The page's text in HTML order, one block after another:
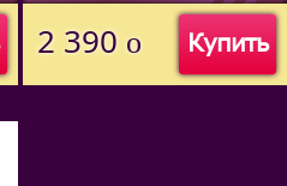
40156046444)
Купить
2 390 o